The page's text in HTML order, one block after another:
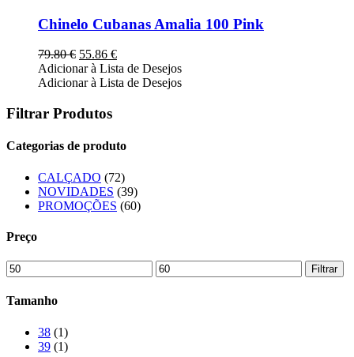
multiple
variants.
options
may
Chinelo Cubanas Amalia 100 Pink
79.80€ O
preço
original
79.80 €.
55.86 €O
preço
atual
Adicionar à Lista de Desejos
Adicionar à Lista de Desejos
Filtrar Produtos
Categorias de produto
CALÇADO (72)
NOVIDADES (39)
PROMOÇÕES (60)
Preço
Preço
mínimo
Preço
máximo
Filtrar
Tamanho
38 (1)
39 (1)